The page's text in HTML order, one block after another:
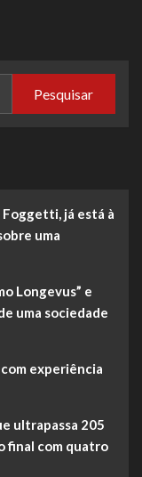
Pesquisar
Foggetti, já está à
uma
Longevus” e
uma sociedade
experiência
ultrapassa 205
final com quatro